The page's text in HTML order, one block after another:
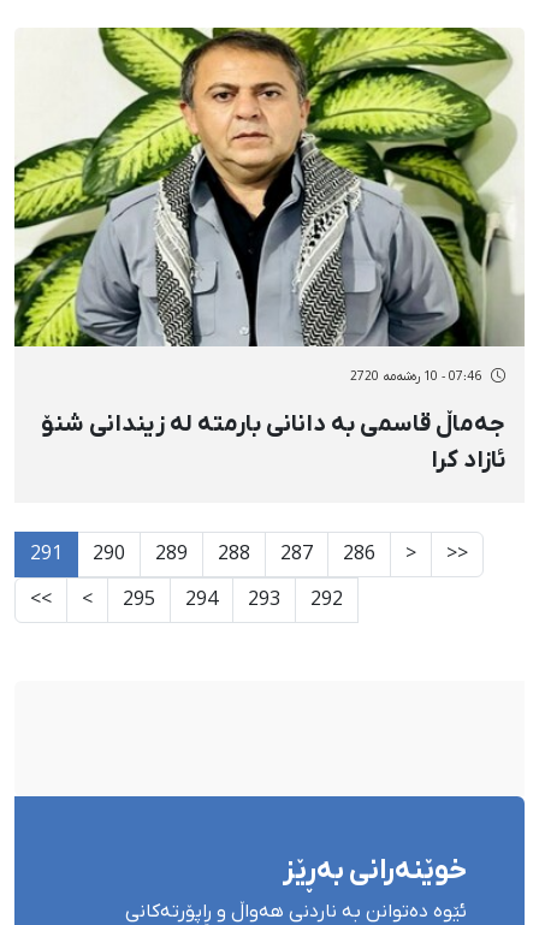
07:46 - 10 رەشەمه 2720
جەماڵ قاسمی بە دانانی بارمتە لە زیندانی شنۆ
ئازاد کرا
<<
<
286
287
288
289
290
291
292
293
294
295
>
>>
خوێنەرانی بەڕێز
ئێوە دەتوانن بە ناردنی هەواڵ و ڕاپۆرتەکانی